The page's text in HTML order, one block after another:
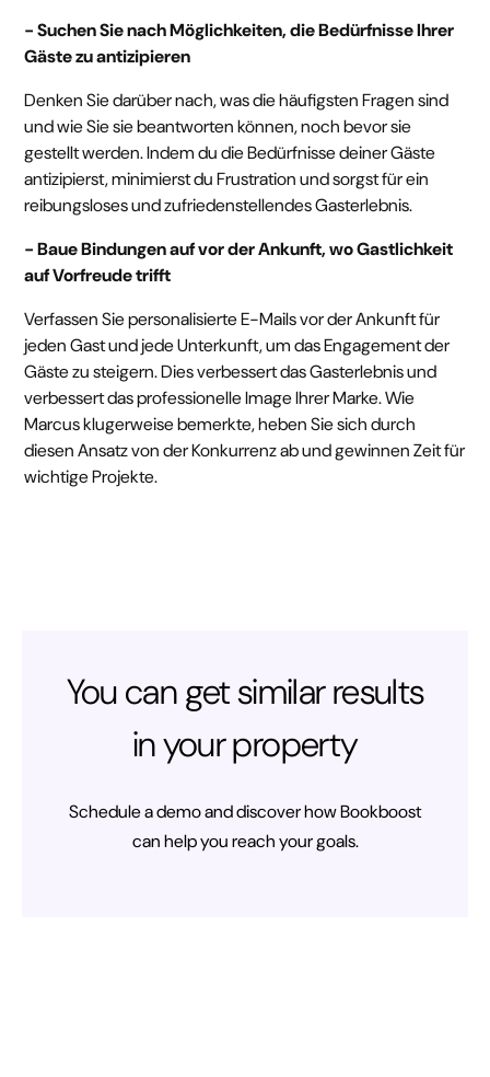
- Suchen Sie nach Möglichkeiten, die Bedürfnisse Ihrer
Gäste zu antizipieren
Denken Sie darüber nach, was die häufigsten Fragen sind
und wie Sie sie beantworten können, noch bevor sie
gestellt werden. Indem du die Bedürfnisse deiner Gäste
antizipierst, minimierst du Frustration und sorgst für ein
reibungsloses und zufriedenstellendes Gasterlebnis.
- Baue Bindungen aufvor der Ankunft, wo Gastlichkeit
auf Vorfreude trifft
Verfassen Sie personalisierte E-Mails vor der Ankunft für
jeden Gast und jede Unterkunft, um das Engagement der
Gäste zu steigern. Dies verbessert das Gasterlebnis und
verbessert das professionelle Image Ihrer Marke. Wie
Marcus klugerweise bemerkte, heben Sie sich durch
diesen Ansatz von der Konkurrenz ab und gewinnen Zeit für
wichtige Projekte.
You can get similar results
in your property
Schedule a demo and discover how Bookboost
can help you reach your goals.